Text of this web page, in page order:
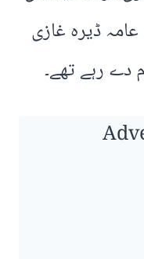
ڈیرہ غازی
دے رہے تھے۔